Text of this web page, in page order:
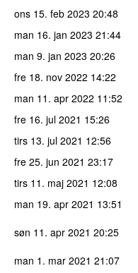
ons 15. feb 2023 20:48
man 16. jan 2023 21:44
man 9. jan 2023 20:26
fre 18. nov 2022 14:22
man 11. apr 2022 11:52
fre 16. jul 2021 15:26
tirs 13. jul 2021 12:56
fre 25. jun 2021 23:17
tirs 11. maj 2021 12:08
man 19. apr 2021 13:51
søn 11. apr 2021 20:25
man 1. mar 2021 21:07